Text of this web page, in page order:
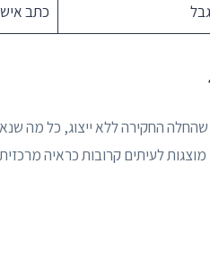
כתב
שהחלה החקירה ללא ייצוג, כל מה
לעיתים קרובות כראיה